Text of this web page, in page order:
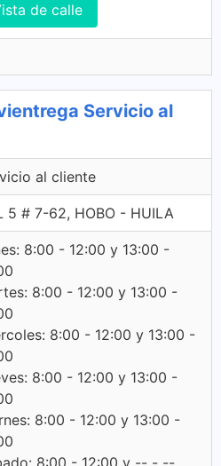
de calle
Servicio al
al cliente
5 # 7-62, HOBO - HUILA
8:00 - 12:00 y 13:00 -
8:00 - 12:00 y 13:00 -
8:00 - 12:00 y 13:00 -
8:00 - 12:00 y 13:00 -
8:00 - 12:00 y 13:00 -
8:00 - 12:00 y -- - --